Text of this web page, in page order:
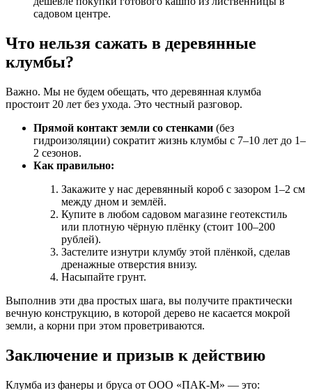
садовом центре.
Что нельзя сажать в деревянные
клумбы?
Важно. Мы не будем обещать, что деревянная клумба
простоит 20 лет без ухода. Это честный разговор.
Прямой контакт земли со стенками (без
гидроизоляции) сократит жизнь клумбы с 7–10 лет до 1–
2 сезонов.
Как правильно:
Закажите у нас деревянный короб с зазором 1–2 см
между дном и землёй.
Купите в любом садовом магазине геотекстиль
или плотную чёрную плёнку (стоит 100–200
рублей).
Застелите изнутри клумбу этой плёнкой, сделав
дренажные отверстия внизу.
Насыпайте грунт.
Выполнив эти два простых шага, вы получите практически
вечную конструкцию, в которой дерево не касается мокрой
земли, а корни при этом проветриваются.
Заключение и призыв к действию
Клумба из фанеры и бруса от ООО «ПАК-М» — это: